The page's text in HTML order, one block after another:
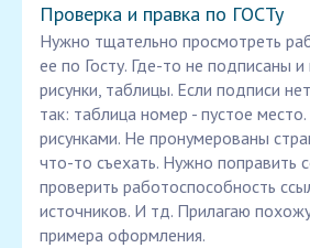
Проверка и правка по ГОСТу
Нужно тщательно просмотреть
ее по Госту. Где-то не подписаны
рисунки, таблицы. Если подписи
так: таблица номер - пустое
рисунками. Не пронумерованы
что-то съехать. Нужно поправить
проверить работоспособность
источников. И тд. Прилагаю
примера оформления.